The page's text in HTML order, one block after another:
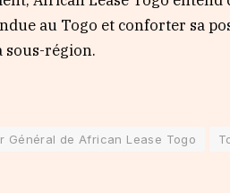
au Togo et conforter sa
sous-région.
Général de African Lease Togo